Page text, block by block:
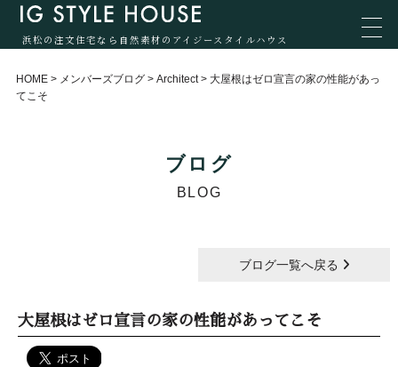
浜松の注文住宅なら自然素材のアイジースタイルハウス
HOME > メンバーズブログ > Architect > 大屋根はゼロ宣言の家の性能があっ
てこそ
ブログ
BLOG
ブログ一覧へ戻る
大屋根はゼロ宣言の家の性能があってこそ